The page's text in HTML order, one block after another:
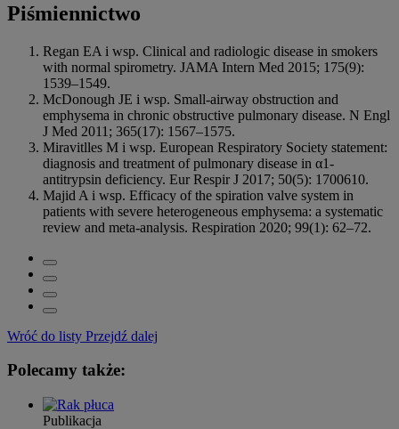
Piśmiennictwo
Regan EA i wsp. Clinical and radiologic disease in smokers
with normal spirometry. JAMA Intern Med 2015; 175(9):
1539–1549.
McDonough JE i wsp. Small-airway obstruction and
emphysema in chronic obstructive pulmonary disease. N Engl
J Med 2011; 365(17): 1567–1575.
Miravitlles M i wsp. European Respiratory Society statement:
diagnosis and treatment of pulmonary disease in α1-
antitrypsin deficiency. Eur Respir J 2017; 50(5): 1700610.
Majid A i wsp. Efficacy of the spiration valve system in
patients with severe heterogeneous emphysema: a systematic
review and meta-analysis. Respiration 2020; 99(1): 62–72.
Wróć do listy Przejdź dalej
Polecamy także:
Publikacja